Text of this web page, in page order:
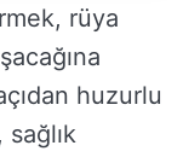
rüya
huzurlu